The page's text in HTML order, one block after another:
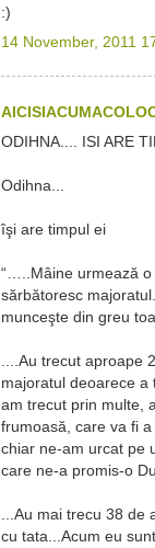
:)
14 November, 2011
ODIHNA.... ISI ARE
Odihna...
îşi are timpul ei
“…..Mâine urmează o
sărbătoresc
munceşte din greu
....Au trecut aproape
majoratul deoarece
am trecut prin multe,
frumoasă, care va fi
chiar ne-am urcat pe
care ne-a promis-o
...Au mai trecu 38 de
cu tata...Acum eu